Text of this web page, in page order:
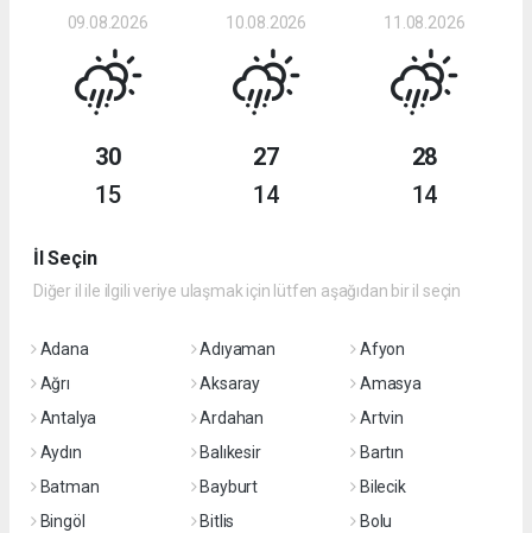
09.08.2026
30
15
10.08.2026
27
14
11.08.2026
28
14
İl Seçin
Diğer il ile ilgili veriye ulaşmak için lütfen aşağıdan bir il seçin
Adana Adıyaman
Afyon
Ağrı
Aksaray
Amasya
Antalya
Ardahan
Artvin
Aydın
Balıkesir
Bartın
Batman
Bayburt
Bilecik
Bingöl
Bitlis
Bolu